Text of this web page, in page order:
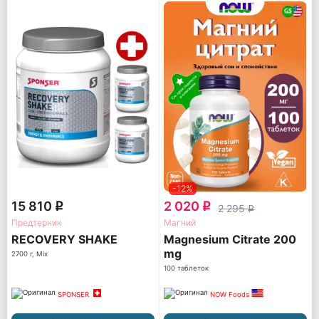
15 810 q
Предтерник
RECOVERY SHAKE
2700 г, Mix
SPONSER
-12%
2 020 q 2 295q
Магний
Magnesium Citrate 200
mg
100 таблеток
NOW Foods